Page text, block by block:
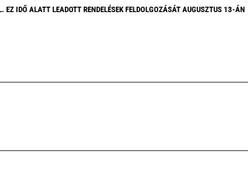
IDŐ ALATT LEADOTT RENDELÉSEK FELDOLGOZÁSÁT AUGUSZTUS 13-ÁN